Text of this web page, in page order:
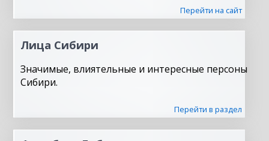
Перейти на сайт
Лица Сибири
Значимые, влиятельные и интересные персоны
Сибири.
Перейти в раздел